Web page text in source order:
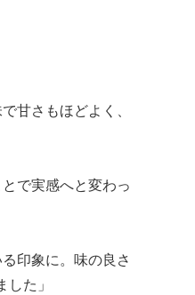
甘さもほどよく、
で実感へと変わっ
印象に。味の良さ
た」